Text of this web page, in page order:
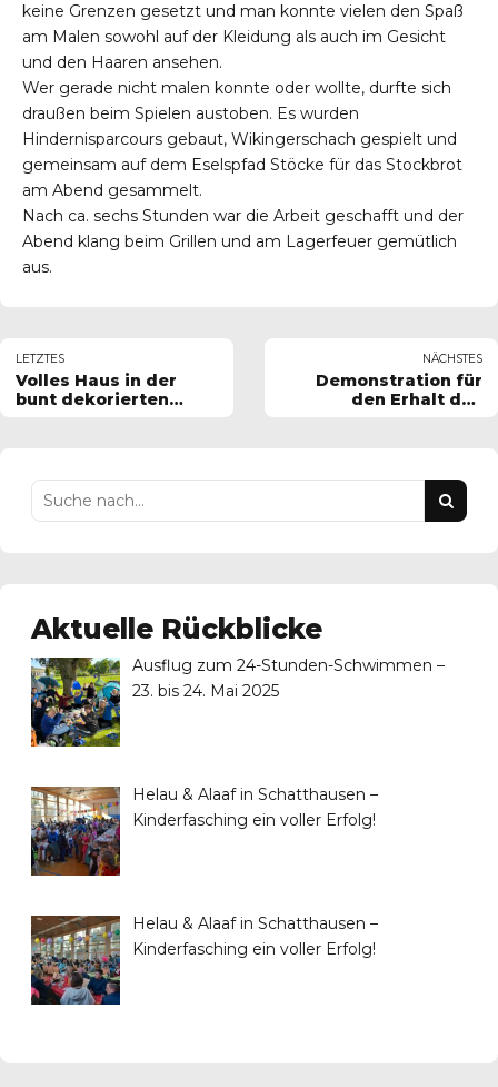
keine Grenzen gesetzt und man konnte vielen den Spaß
am Malen sowohl auf der Kleidung als auch im Gesicht
und den Haaren ansehen.
Wer gerade nicht malen konnte oder wollte, durfte sich
draußen beim Spielen austoben. Es wurden
Hindernisparcours gebaut, Wikingerschach gespielt und
gemeinsam auf dem Eselspfad Stöcke für das Stockbrot
am Abend gesammelt.
Nach ca. sechs Stunden war die Arbeit geschafft und der
Abend klang beim Grillen und am Lagerfeuer gemütlich
aus.
LETZTES
Volles Haus in der
bunt dekorierten
NÄCHSTES
Demonstration für
den Erhalt des
Aktuelle Rückblicke
Ausflug zum 24-Stunden-Schwimmen –
23. bis 24. Mai 2025
Helau & Alaaf in Schatthausen –
Kinderfasching ein voller Erfolg!
Helau & Alaaf in Schatthausen –
Kinderfasching ein voller Erfolg!